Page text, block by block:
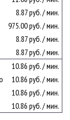
8.87 руб. / мин.
975.00 руб. / мин.
8.87 руб. / мин.
8.87 руб. / мин.
10.86 руб. / мин.
10.86 руб. / мин.
10.86 руб. / мин.
10.86 руб. / мин.